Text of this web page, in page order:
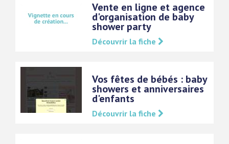
Vente en ligne et agence
d'organisation de baby
shower party
Découvrir la fiche
Vos fêtes de bébés : baby
showers et anniversaires
d'enfants
Découvrir la fiche